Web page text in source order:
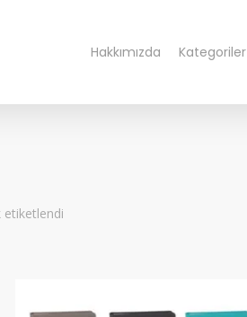
Hakkımızda Kategoriler
etiketlendi